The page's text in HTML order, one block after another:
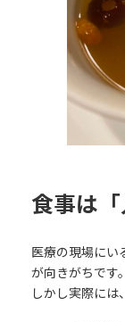
食事は
医療の現場にい
が向きがちです。
しかし実際には、